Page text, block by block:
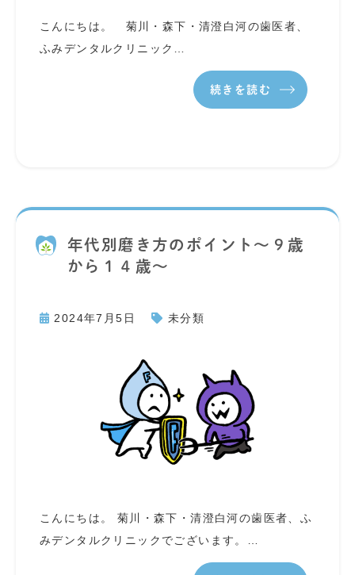
こんにちは。 菊川・森下・清澄白河の歯医者、
ふみデンタルクリニック…
続きを読む
年代別磨き方のポイント～９歳
から１４歳～
2024年7月5日 未分類
こんにちは。 菊川・森下・清澄白河の歯医者、ふ
みデンタルクリニックでございます。…